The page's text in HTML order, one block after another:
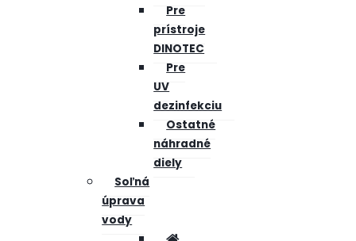
Pre
prístroje
DINOTEC
Pre
UV
dezinfekciu
Ostatné
náhradné
diely
Soľná
úprava
vody